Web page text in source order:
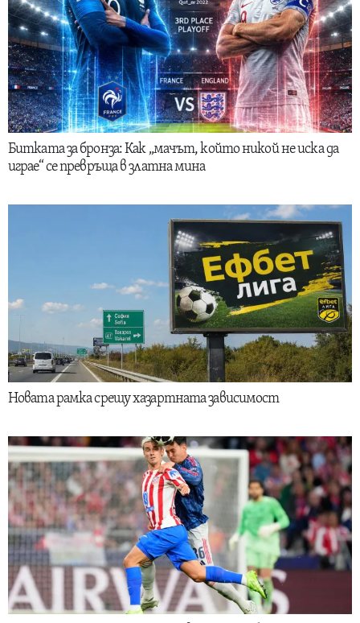
Битката за бронза: Как „мачът, който никой не иска да
играе“ се превръща в златна мина
Новата рамка срещу хазартната зависимост